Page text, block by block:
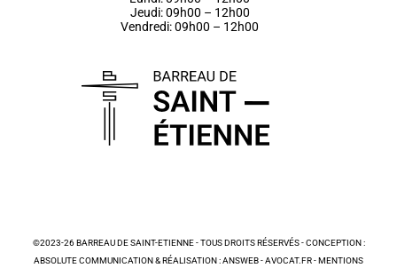
Jeudi: 09h00 – 12h00
Vendredi: 09h00 – 12h00
©2023-26 BARREAU DE SAINT-ETIENNE - TOUS DROITS RÉSERVÉS - CONCEPTION :
ABSOLUTE COMMUNICATION & RÉALISATION : ANSWEB -AVOCAT.FR-MENTIONS